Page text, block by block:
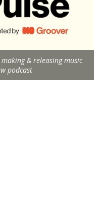
& releasing music
podcast